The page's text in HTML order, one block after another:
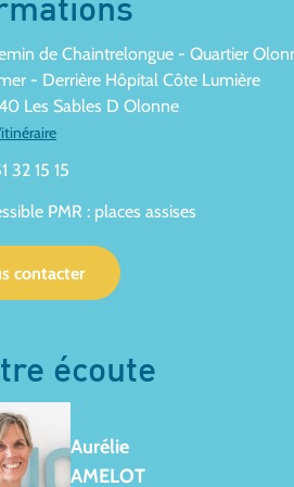
de Chaintrelongue - Quartier
- Derrière Hôpital Côte Lumière
Les Sables D Olonne
32 15 15
PMR : places assises
contacter
écoute
Aurélie
AMELOT